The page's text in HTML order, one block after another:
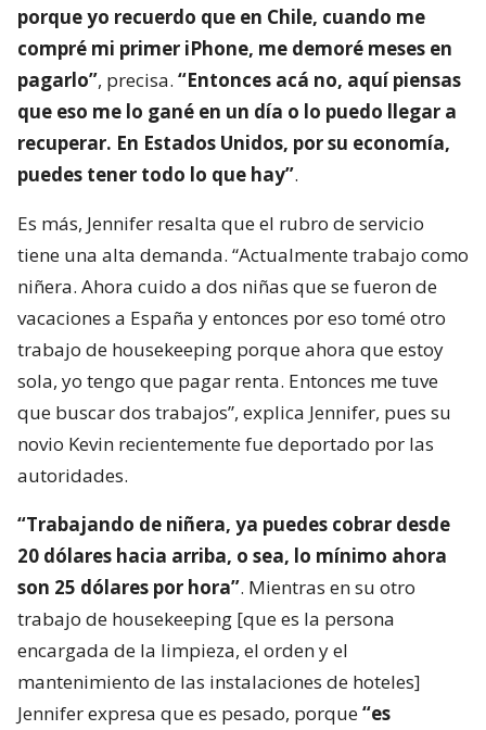
porque yo recuerdo que en Chile, cuando me
compré mi primer iPhone, me demoré meses en
pagarlo”, precisa. “Entonces acá no, aquí piensas
que eso me lo gané en un día o lo puedo llegar a
recuperar. En Estados Unidos, por su economía,
puedes tener todo lo que hay”.
Es más, Jennifer resalta que el rubro de servicio
tiene una alta demanda. “Actualmente trabajo como
niñera. Ahora cuido a dos niñas que se fueron de
vacaciones a España y entonces por eso tomé otro
trabajo de housekeeping porque ahora que estoy
sola, yo tengo que pagar renta. Entonces me tuve
que buscar dos trabajos”, explica Jennifer, pues su
novio Kevin recientemente fue deportado por las
autoridades.
“Trabajando de niñera, ya puedes cobrar desde
20 dólares hacia arriba, o sea, lo mínimo ahora
son 25 dólares por hora”. Mientras en su otro
trabajo de housekeeping [que es la persona
encargada de la limpieza, el orden y el
mantenimiento de las instalaciones de hoteles]
Jennifer expresa que es pesado, porque“es